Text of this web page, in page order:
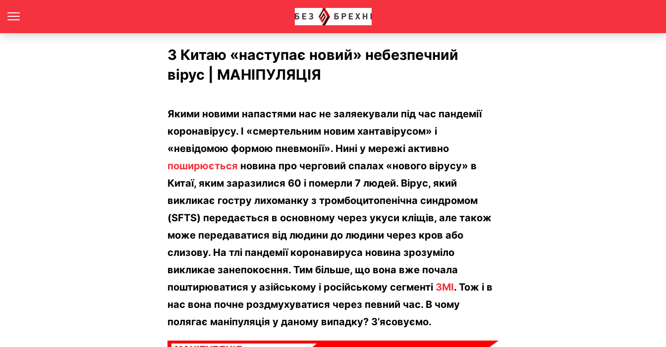
З Китаю «наступає новий» небезпечний
вірус | МАНІПУЛЯЦІЯ
Якими новими напастями нас не заляекували під час пандемії
коронавірусу. І «смертельним новим хантавірусом» і
«невідомою формою пневмонії». Нині у мережі активно
поширюється новина про черговий спалах «нового вірусу» в
Китаї, яким заразилися 60 і померли 7 людей. Вірус, який
викликає гостру лихоманку з тромбоцитопенічна синдромом
(SFTS) передається в основному через укуси кліщів, але також
може передаватися від людини до людини через кров або
слизову. На тлі пандемії коронавируса новина зрозуміло
викликае занепокоєння. Тим більше, що вона вже почала
поштирюватися у азійському і російському сегменті ЗМІ. Тож і в
нас вона почне роздмухуватися через певний час. В чому
полягає маніпуляція у даному випадку? З’ясовуємо.